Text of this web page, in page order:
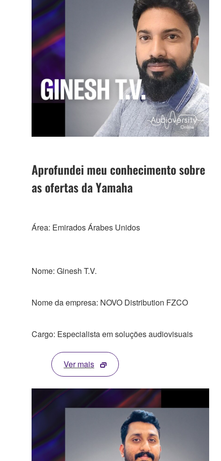
Aprofundei meu conhecimento sobre
as ofertas da Yamaha
Área: Emirados Árabes Unidos
Nome: Ginesh T.V.
Nome da empresa: NOVO Distribution FZCO
Cargo: Especialista em soluções audiovisuais
Ver mais